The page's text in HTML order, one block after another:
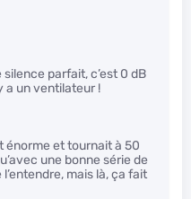
parfait, c’est 0 dB
a un ventilateur !
énorme et tournait à 50
une bonne série de
mais là, ça fait